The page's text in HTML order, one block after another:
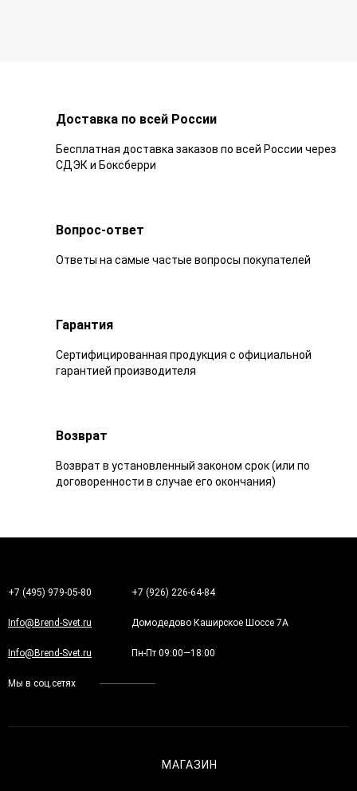
Доставка по всей России
Бесплатная доставка заказов по всей России через
СДЭК и Боксберри
Вопрос-ответ
Ответы на самые частые вопросы покупателей
Гарантия
Сертифицированная продукция с официальной
гарантией производителя
Возврат
Возврат в установленный законом срок (или по
договоренности в случае его окончания)
+7 (495) 979-05-80 +7 (926) 226-64-84
Info@Brend-Svet.ru Домодедово Каширское Шоссе 7А
Info@Brend-Svet.ru Пн-Пт 09:00—18:00
Мы в соц.сетях
МАГАЗИН